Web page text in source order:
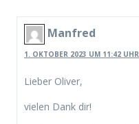
Manfred
1. OKTOBER 2023 UM 11:42 UHR
Lieber Oliver,
vielen Dank dir!